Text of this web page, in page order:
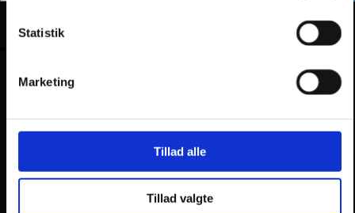
Statistik
Marketing
Tillad alle
Tillad valgte